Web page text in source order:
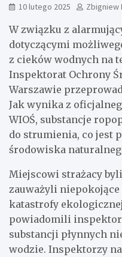
10 lutego 2025 Zbigniew
W związku z
dotyczącymi
z cieków wodnych na
Inspektorat Ochrony
Warszawie
Jak wynika z
WIOŚ, substancje
do strumienia, co jest
środowiska
Miejscowi strażacy
zauważyli
katastrofy
powiadomili
substancji płynnych
wodzie. Inspektorzy